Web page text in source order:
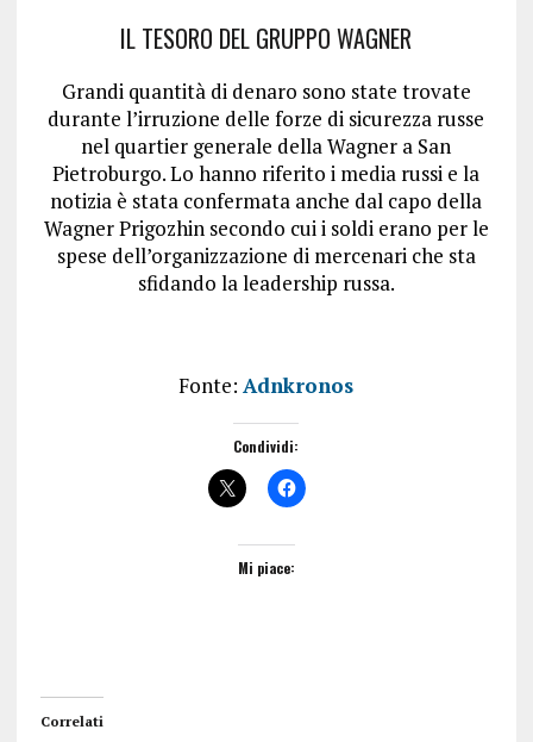
IL TESORO DEL GRUPPO WAGNER
Grandi quantità di denaro sono state trovate
durante l’irruzione delle forze di sicurezza russe
nel quartier generale della Wagner a San
Pietroburgo. Lo hanno riferito i media russi e la
notizia è stata confermata anche dal capo della
Wagner Prigozhin secondo cui i soldi erano per le
spese dell’organizzazione di mercenari che sta
sfidando la leadership russa.
Fonte:Adnkronos
Condividi:
Mi piace:
Correlati